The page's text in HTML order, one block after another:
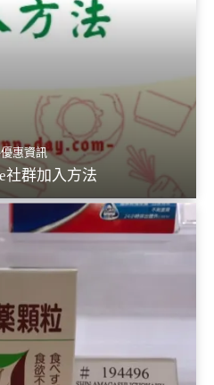
惠資訊
社群加入方法